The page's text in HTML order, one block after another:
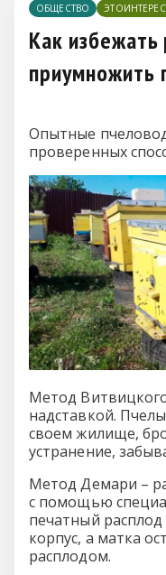
ОБЩЕСТВО
Как избежать
приумножить
Опытные
проверенных
Метод
надставкой.
своем жилище,
устранение,
Метод Демари –
с помощью
печатный
корпус, а матка
расплодом.